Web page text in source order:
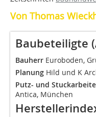
Von Thomas
Baubeteiligte
Bauherr Euroboden,
Planung Hild und K
Putz- und
Antica, München